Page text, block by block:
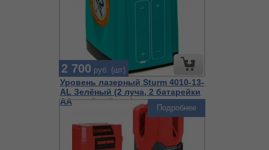
Уровень лазерный Sturm 4010-13-
AL Зелёный (2 луча, 2 батарейки
АА, зелёный луч)
2 700 руб. (шт)
Подробнее